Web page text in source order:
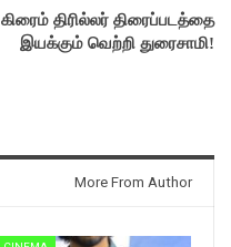
கிரைம் திரில்லர் திரைப்படத்தை
இயக்கும் வெற்றி துரைசாமி!
More From Author